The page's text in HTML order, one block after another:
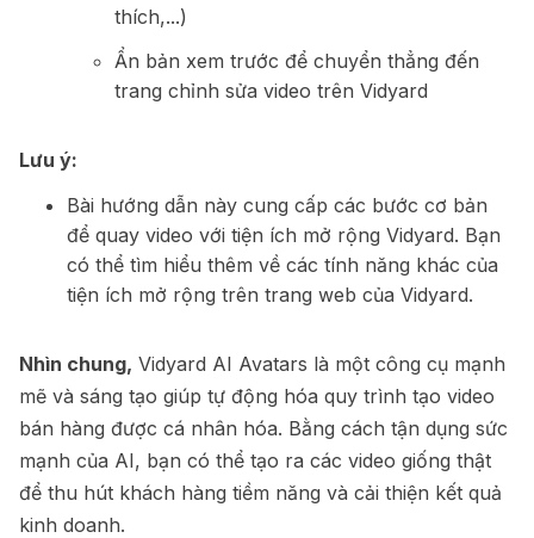
thích,...)
Ẩn bản xem trước để chuyển thẳng đến
trang chỉnh sửa video trên Vidyard
Lưu ý:
Bài hướng dẫn này cung cấp các bước cơ bản
để quay video với tiện ích mở rộng Vidyard. Bạn
có thể tìm hiểu thêm về các tính năng khác của
tiện ích mở rộng trên trang web của Vidyard.
Nhìn chung, Vidyard AI Avatars là một công cụ mạnh
mẽ và sáng tạo giúp tự động hóa quy trình tạo video
bán hàng được cá nhân hóa. Bằng cách tận dụng sức
mạnh của AI, bạn có thể tạo ra các video giống thật
để thu hút khách hàng tiềm năng và cải thiện kết quả
kinh doanh.